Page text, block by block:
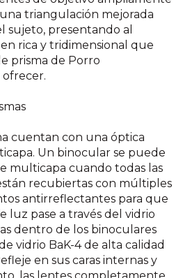
triangulación mejorada
sujeto, presentando al
rica y tridimensional que
prisma de Porro
cuentan con una óptica
Un binocular se puede
multicapa cuando todas las
recubiertas con múltiples
antirreflectantes para que
luz pase a través del vidrio
dentro de los binoculares
vidrio BaK-4 de alta calidad
en sus caras internas y